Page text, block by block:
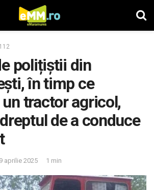
112
polițiștii din
în timp ce
tractor agricol,
de a conduce
aprilie 2025 1 min